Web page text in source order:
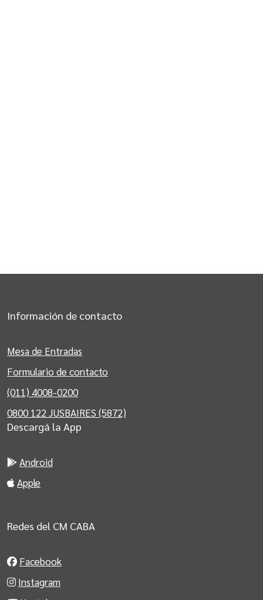
Información de contacto
Mesa de Entradas
Formulario de contacto
(011) 4008-0200
0800 122 JUSBAIRES (5872)
Descargá la App
Android
Apple
Redes del CM CABA
Facebook
Instagram